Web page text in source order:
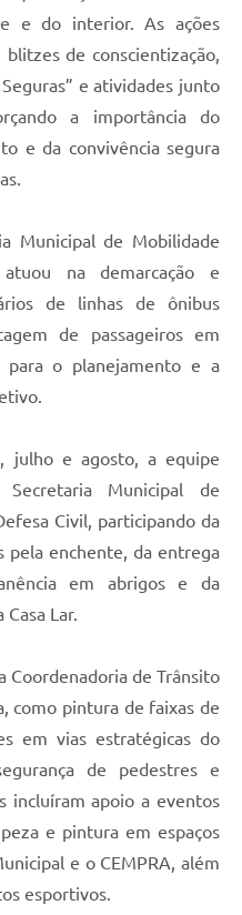
e do interior. As ações
de conscientização,
e atividades junto
a importância do
e da convivência segura
Municipal de Mobilidade
na demarcação e
de linhas de ônibus
de passageiros em
para o planejamento e a
julho e agosto, a equipe
Municipal de
Civil, participando da
pela enchente, da entrega
em abrigos e da
Lar.
Coordenadoria de Trânsito
como pintura de faixas de
em vias estratégicas do
de pedestres e
incluíram apoio a eventos
e pintura em espaços
e o CEMPRA, além
esportivos.